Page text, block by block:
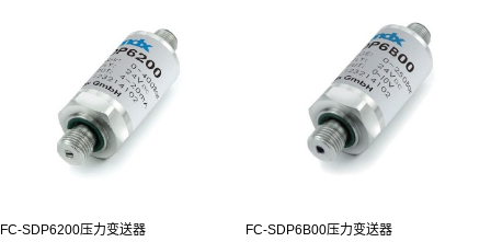
FC-SDP6200压力变送器 FC-SDP6B00压力变送器